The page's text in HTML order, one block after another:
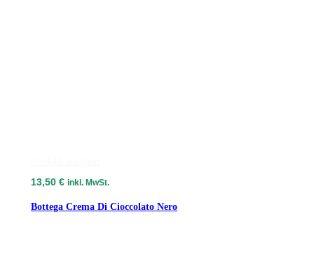
13,50 € inkl. MwSt.
Bottega Crema Di Cioccolato Nero